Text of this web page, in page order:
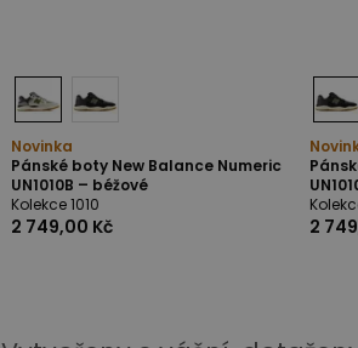
Novinka
Pánské boty New Balance Numeric
UN1010B – béžové
Kolekce 1010
2 749,00 Kč 2